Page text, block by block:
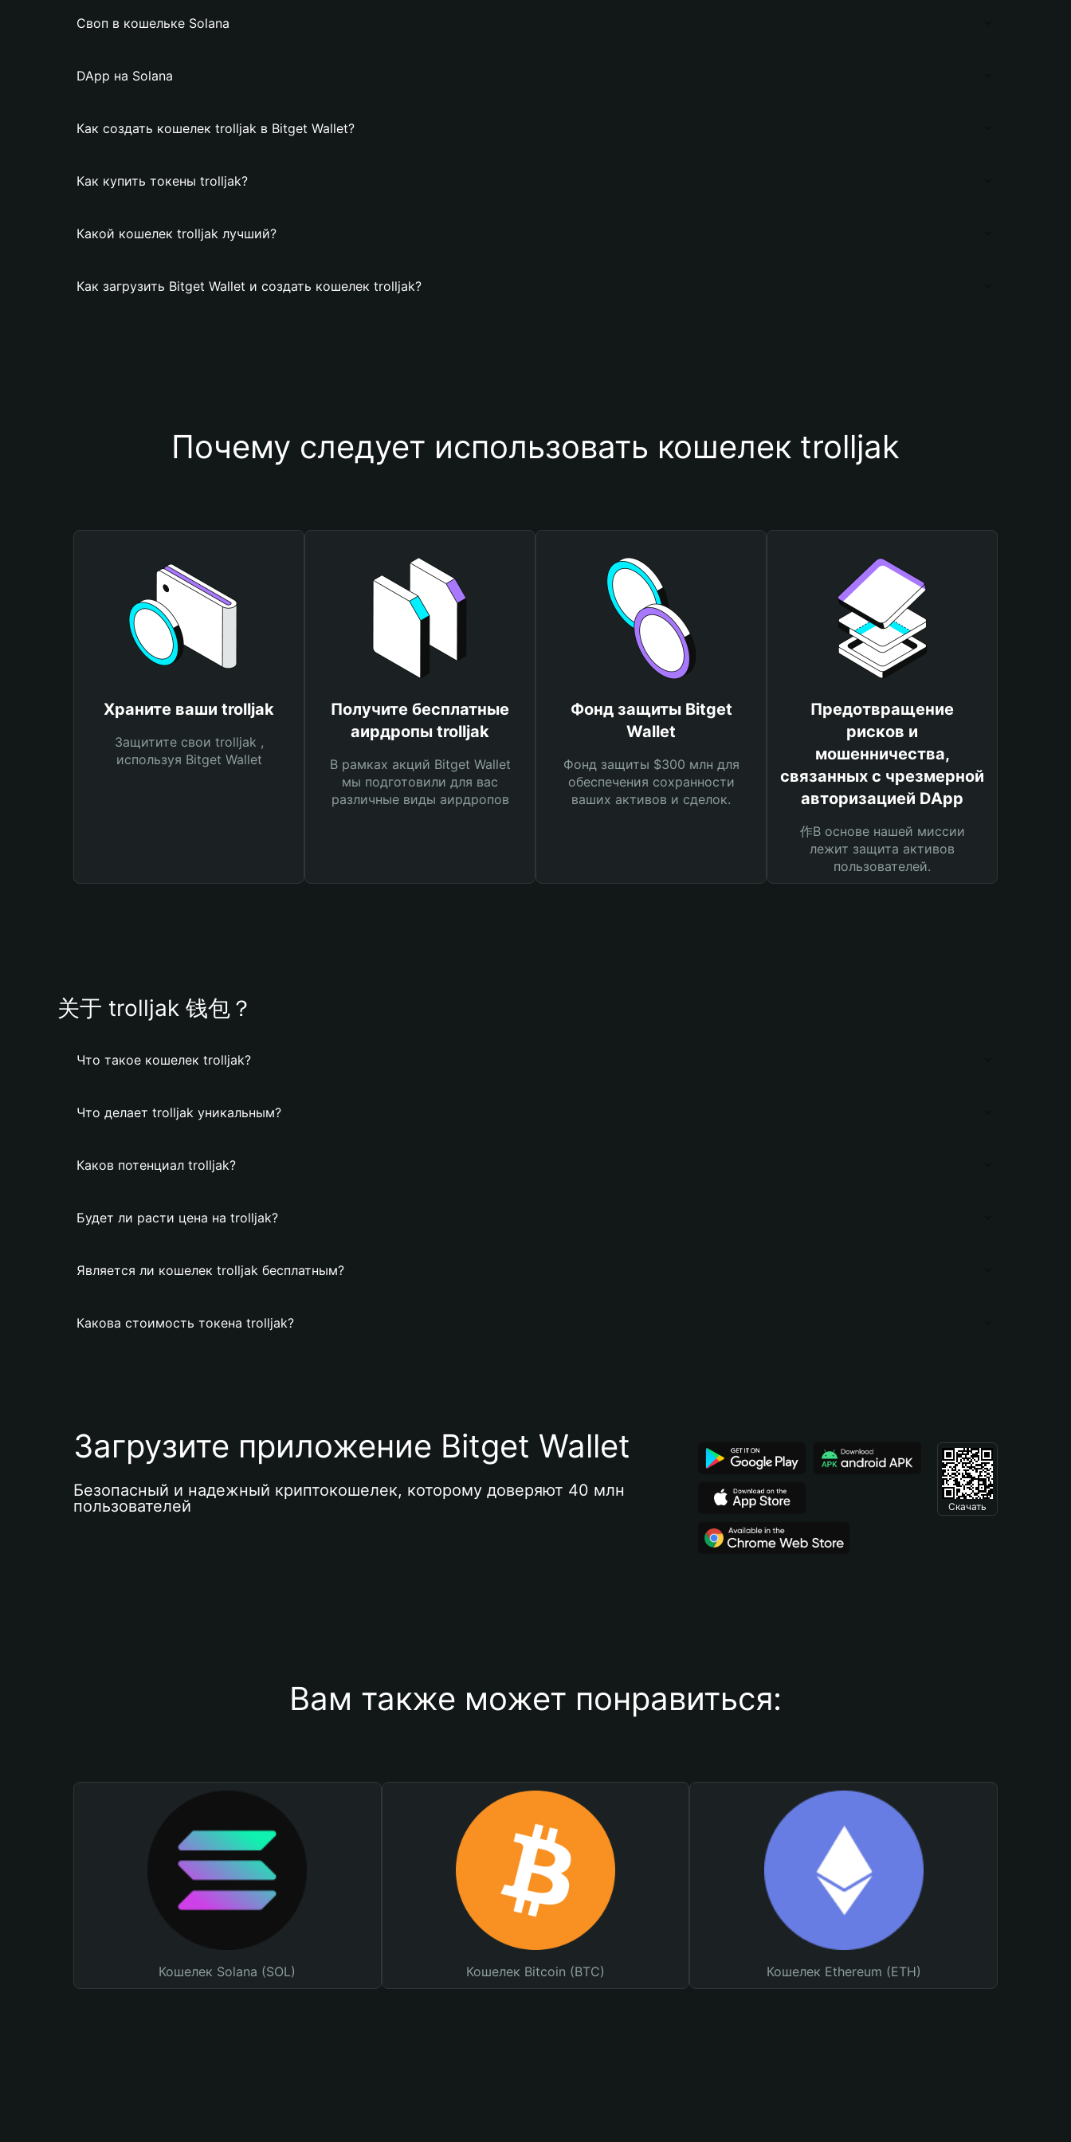
Своп в кошельке Solana
DApp на Solana
Как создать кошелек trolljak в Bitget Wallet?
Как купить токены trolljak?
Какой кошелек trolljak лучший?
Как загрузить Bitget Wallet и создать кошелек trolljak?
Почему следует использовать кошелек trolljak
Храните ваши trolljak
Защитите свои trolljak ,
используя Bitget Wallet
Получите бесплатные
аирдропы trolljak
В рамках акций Bitget Wallet
мы подготовили для вас
различные виды аирдропов
Фонд защиты Bitget
Wallet
Фонд защиты $300 млн для
обеспечения сохранности
ваших активов и сделок.
Предотвращение
рисков и
мошенничества,
связанных с чрезмерной
авторизацией DApp
作В основе нашей миссии
лежит защита активов
пользователей.
关于 trolljak 钱包？
Что такое кошелек trolljak?
Что делает trolljak уникальным?
Каков потенциал trolljak?
Будет ли расти цена на trolljak?
Является ли кошелек trolljak бесплатным?
Какова стоимость токена trolljak?
Загрузите приложение Bitget Wallet
Безопасный и надежный криптокошелек, которому доверяют 40 млн
пользователей
Скачать
Вам также может понравиться:
Кошелек Solana (SOL) Кошелек Bitcoin (BTC) Кошелек Ethereum (ETH)